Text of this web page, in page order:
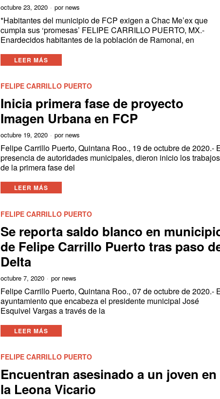
octubre 23, 2020 por news
*Habitantes del municipio de FCP exigen a Chac Me’ex que
cumpla sus ‘promesas’ FELIPE CARRILLO PUERTO, MX.-
Enardecidos habitantes de la población de Ramonal, en
LEER MÁS
FELIPE CARRILLO PUERTO
Inicia primera fase de proyecto
Imagen Urbana en FCP
octubre 19, 2020 por news
Felipe Carrillo Puerto, Quintana Roo., 19 de octubre de 2020.-
presencia de autoridades municipales, dieron inicio los trabajos
de la primera fase del
LEER MÁS
FELIPE CARRILLO PUERTO
Se reporta saldo blanco en
de Felipe Carrillo Puerto tras paso
Delta
octubre 7, 2020 por news
Felipe Carrillo Puerto, Quintana Roo., 07 de octubre de 2020.-
ayuntamiento que encabeza el presidente municipal José
Esquivel Vargas a través de la
LEER MÁS
FELIPE CARRILLO PUERTO
Encuentran asesinado a un joven en
la Leona Vicario